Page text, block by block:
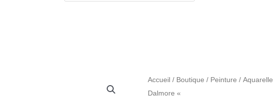
Accueil / Boutique / Peinture / Aquarelle
Dalmore «
quantité
de